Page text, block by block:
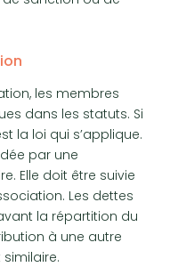
les membres
dans les statuts. Si
la loi qui s’applique.
par une
Elle doit être suivie
Les dettes
la répartition du
à une autre